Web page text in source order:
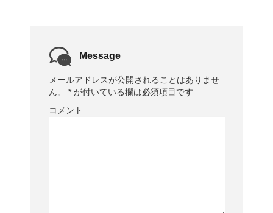
Message
メールアドレスが公開されることはありませ
ん。
* が付いている欄は必須項目です
コメント